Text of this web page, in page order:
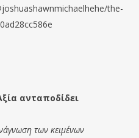
the-
ανταποδίδει
των κειμένων